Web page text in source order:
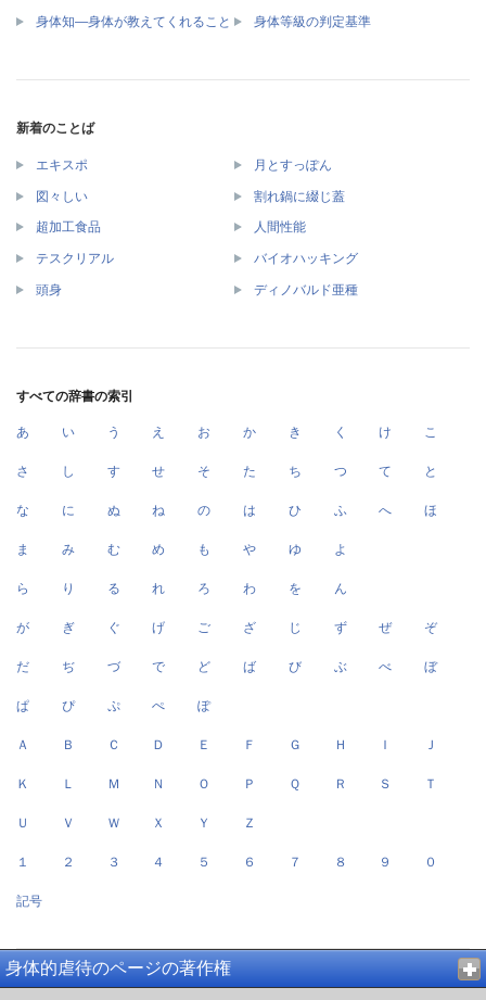
身体知―身体が教えてくれること 身体等級の判定基準
新着のことば
エキスポ 月とすっぽん
図々しい 割れ鍋に綴じ蓋
超加工食品 人間性能
テスクリアル バイオハッキング
頭身 ディノバルド亜種
すべての辞書の索引
あ い う え お か き く け こ
さ し す せ そ た ち つ て と
な に ぬ ね の は ひ ふ へ ほ
ま み む め も や ゆ よ
ら り る れ ろ わ を ん
が ぎ ぐ げ ご ざ じ ず ぜ ぞ
だ ぢ づ で ど ば び ぶ べ ぼ
ぱ ぴ ぷ ぺ ぽ
Ａ Ｂ Ｃ Ｄ Ｅ Ｆ Ｇ Ｈ Ｉ Ｊ
Ｋ Ｌ Ｍ Ｎ Ｏ Ｐ Ｑ Ｒ Ｓ Ｔ
Ｕ Ｖ Ｗ Ｘ Ｙ Ｚ
１ ２ ３ ４ ５ ６ ７ ８ ９ ０
記号
身体的虐待のページの著作権